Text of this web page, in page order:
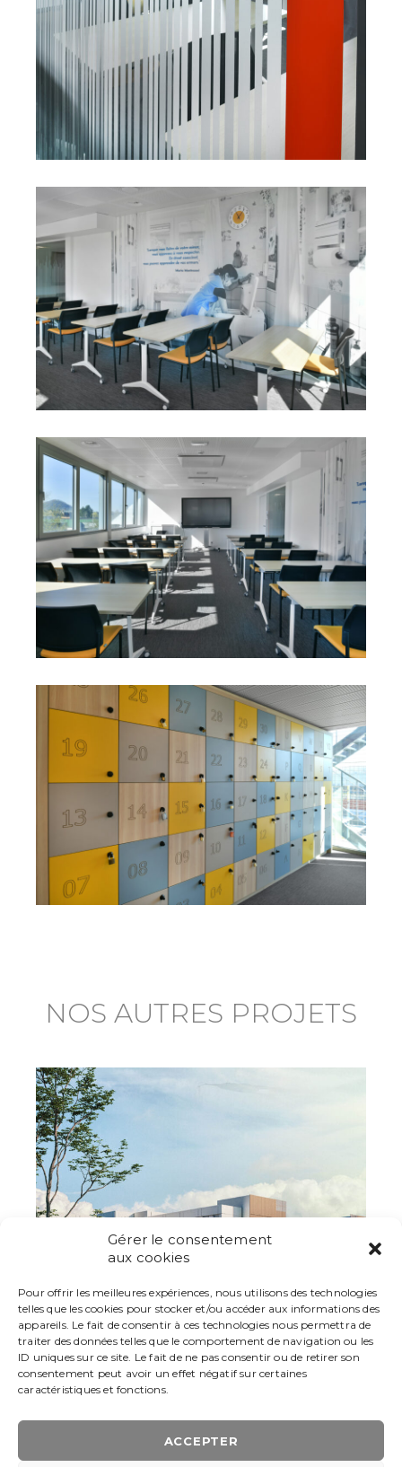
Gérer le consentement
aux cookies
Pour offrir les meilleures expériences, nous utilisons des technologies
telles que les cookies pour stocker et/ou accéder aux informations des
appareils. Le fait de consentir à ces technologies nous permettra de
traiter des données telles que le comportement de navigation ou les
ID uniques sur ce site. Le fait de ne pas consentir ou de retirer son
consentement peut avoir un effet négatif sur certaines
caractéristiques et fonctions.
ACCEPTER
NOS AUTRES PROJETS